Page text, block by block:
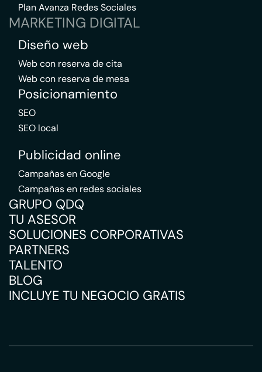
Plan Avanza Redes Sociales
MARKETING DIGITAL
Diseño web
Web con reserva de cita
Web con reserva de mesa
Posicionamiento
SEO
SEO local
Publicidad online
Campañas en Google
Campañas en redes sociales
GRUPO QDQ
TU ASESOR
SOLUCIONES CORPORATIVAS
PARTNERS
TALENTO
BLOG
INCLUYE TU NEGOCIO GRATIS